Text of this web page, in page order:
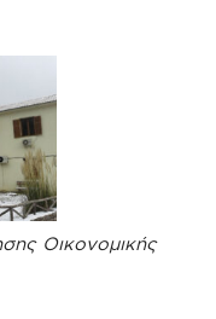
Οικονομικής